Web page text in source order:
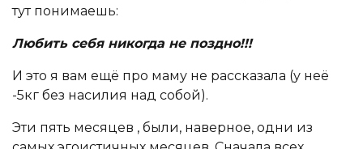
тут понимаешь:
Любить себя никогда не поздно!!!
И это я вам ещё про маму не рассказала (у неё
-5кг без насилия над собой).
Эти пять месяцев , были, наверное, одни из